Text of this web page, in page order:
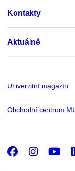
Kontakty
Aktuálně
Univerzitní magazín
Obchodní centrum